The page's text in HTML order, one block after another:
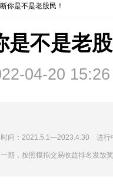
你是不是老股民！
是不是老
04-20 15:26
间：2021.5.1—2023.4.30 进行
期，按照模拟交易收益排名发放